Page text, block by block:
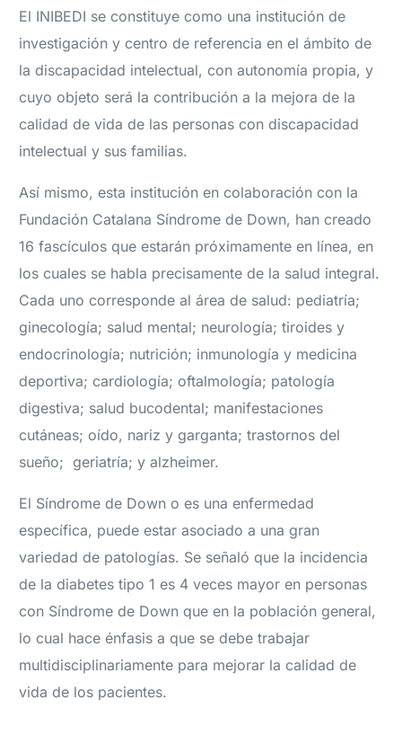
El INIBEDI se constituye como una institución de
investigación y centro de referencia en el ámbito de
la discapacidad intelectual, con autonomía propia, y
cuyo objeto será la contribución a la mejora de la
calidad de vida de las personas con discapacidad
intelectual y sus familias.
Así mismo, esta institución en colaboración con la
Fundación Catalana Síndrome de Down, han creado
16 fascículos que estarán próximamente en línea, en
los cuales se habla precisamente de la salud integral.
Cada uno corresponde al área de salud: pediatría;
ginecología; salud mental; neurología; tiroides y
endocrinología; nutrición; inmunología y medicina
deportiva; cardiología; oftalmología; patología
digestiva; salud bucodental; manifestaciones
cutáneas; oído, nariz y garganta; trastornos del
sueño; geriatría; y alzheimer.
El Síndrome de Down o es una enfermedad
específica, puede estar asociado a una gran
variedad de patologías. Se señaló que la incidencia
de la diabetes tipo 1 es 4 veces mayor en personas
con Síndrome de Down que en la población general,
lo cual hace énfasis a que se debe trabajar
multidisciplinariamente para mejorar la calidad de
vida de los pacientes.